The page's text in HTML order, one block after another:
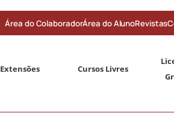
Área do ColaboradorÁrea do AlunoRevistas
Extensões Cursos Livres